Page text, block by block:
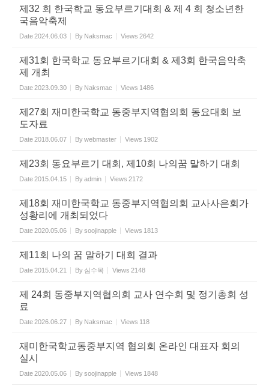
제32 회 한국학교 동요부르기대회 & 제 4 회 청소년한
국음악축제
Date2024.06.03 By Naksmac Views 2642
제31회 한국학교 동요부르기대회 & 제3회 한국음악축
제 개최
Date2023.09.30 By Naksmac Views 1486
제27회 재미한국학교 동중부지역협의회 동요대회 보
도자료
Date2018.06.07 Bywebmaster Views 1902
제23회 동요부르기 대회, 제10회 나의꿈 말하기 대회
Date2015.04.15 Byadmin Views 2172
제18회 재미한국학교 동중부지역협의회 교사사은회가
성황리에 개최되었다
Date2020.05.06 Bysoojinapple Views 1813
제11회 나의 꿈 말하기 대회 결과
Date2015.04.21 By 심수목 Views 2148
제 24회 동중부지역협의회 교사 연수회 및 정기총회 성
료
Date2026.06.27 By Naksmac Views 118
재미한국학교동중부지역 협의회 온라인 대표자 회의
실시
Date2020.05.06 Bysoojinapple Views 1848